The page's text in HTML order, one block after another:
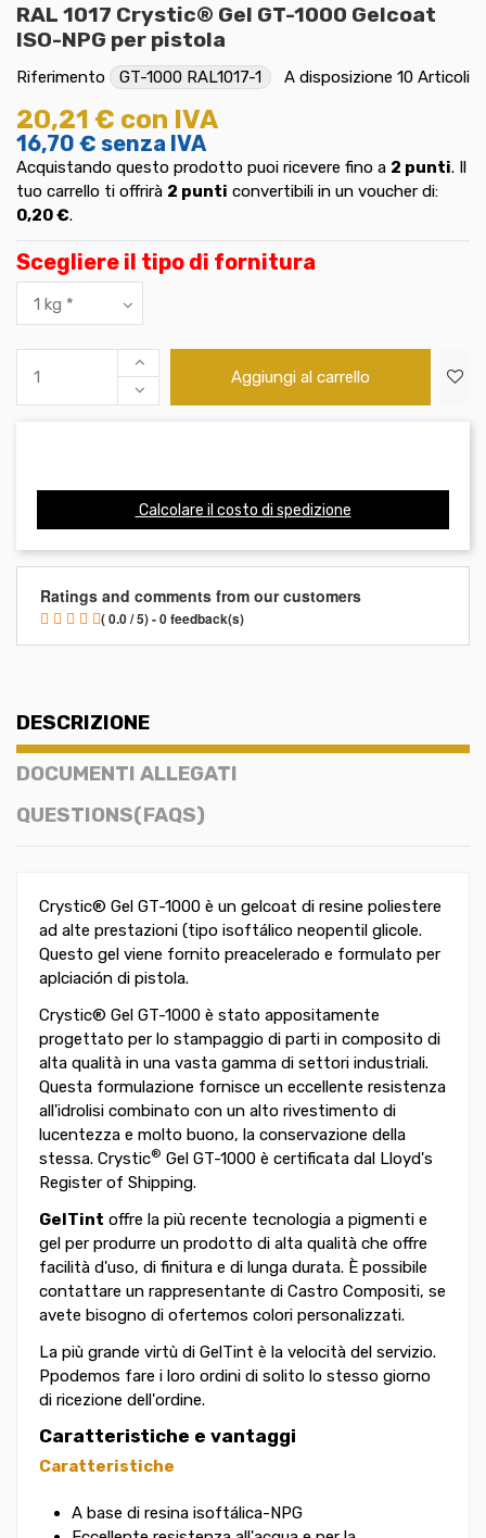
RAL 1017 Crystic® Gel GT-1000 Gelcoat
ISO-NPG per pistola
Riferimento GT-1000 RAL1017-1 A disposizione 10 Articoli
20,21 € con IVA
16,70 € senza IVA
Acquistando questo prodotto puoi ricevere fino a 2 punti. Il
tuo carrello ti offrirà 2 punti convertibili in un voucher di:
0,20 €.
Scegliere il tipo di fornitura
Aggiungi al carrello
Calcolare il costo di spedizione
Ratings and comments from our customers
( 0.0 / 5) - 0 feedback(s)
DESCRIZIONE
DOCUMENTI ALLEGATI
QUESTIONS(FAQS)
Crystic® Gel GT-1000 è un gelcoat di resine poliestere
ad alte prestazioni (tipo isoftálico neopentil glicole.
Questo gel viene fornito preacelerado e formulato per
aplciación di pistola.
Crystic® Gel GT-1000 è stato appositamente
progettato per lo stampaggio di parti in composito di
alta qualità in una vasta gamma di settori industriali.
Questa formulazione fornisce un eccellente resistenza
all'idrolisi combinato con un alto rivestimento di
lucentezza e molto buono, la conservazione della
stessa. Crystic® Gel GT-1000 è certificata dal Lloyd's
Register of Shipping.
GelTint offre la più recente tecnologia a pigmenti e
gel per produrre un prodotto di alta qualità che offre
facilità d'uso, di finitura e di lunga durata. È possibile
contattare un rappresentante di Castro Compositi, se
avete bisogno di ofertemos colori personalizzati.
La più grande virtù di GelTint è la velocità del servizio.
Ppodemos fare i loro ordini di solito lo stesso giorno
di ricezione dell'ordine.
Caratteristiche e vantaggi
Caratteristiche
A base di resina isoftálica-NPG